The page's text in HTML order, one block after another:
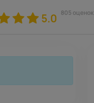
5.0 805 оценок